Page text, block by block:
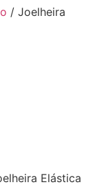
/ Joelheira
Elástica